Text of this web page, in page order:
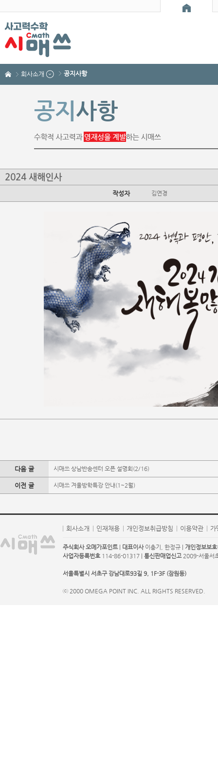
회사소개 공지사항
공지 사항
2024 새해인사
작성자 김연경
다음 글 시매쓰 상남반송센터 오픈 설명회(2/16)
이전 글 시매쓰 겨울방학특강 안내(1~2월)
회사소개 인재채용 개인정보취급방침 이용약관 가
주식회사 오메가포인트| 대표이사이충기, 한정규 | 개인정보보
사업자등록번호114-86-01317 | 통신판매업신고2009-서울서
서울특별시 서초구 강남대로93길 9, 1F-3F (잠원동)
ⓒ 2000 OMEGA POINT INC. ALL RIGHTS RESERVED.